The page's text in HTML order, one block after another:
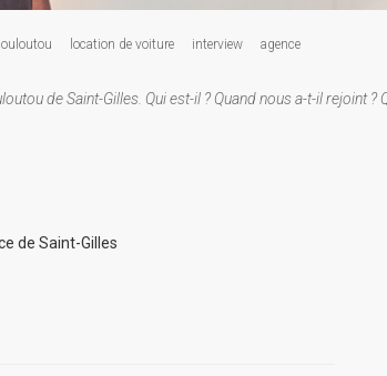
location de voiture interview agence
de Saint-Gilles. Qui est-il ? Quand nous a-t-il rejoint ?
de Saint-Gilles